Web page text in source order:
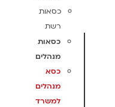
כסאות
רשת
כסאות
מנהלים
כסא
מנהלים
למשרד